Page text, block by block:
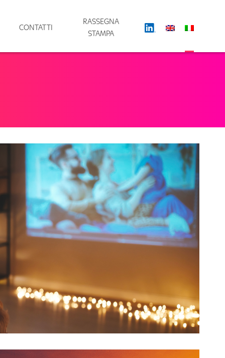
CONTATTI
RASSEGNA
STAMPA